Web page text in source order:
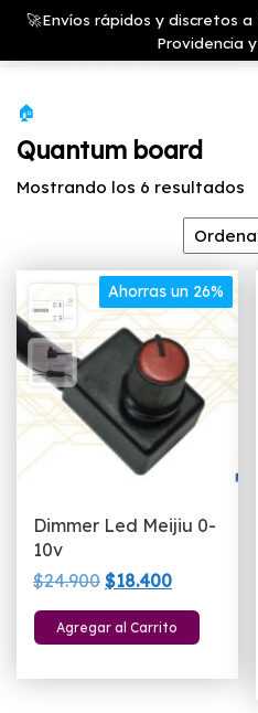
Saltar
contenido
🚀Envíos rápidos y discretos
Providencia
&
🏠
Quantum board
Mostrando los 6 resultados
Ahorras un 26%
Dimmer Led Meijiu 0-
10v
$24.900 El
precio
original
$18.400El
precio
actual
Agregar al Carrito